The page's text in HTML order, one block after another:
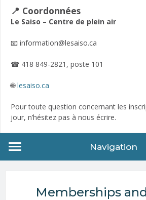
📍 Coordonnées
Le Saiso – Centre de plein air
📧 information@lesaiso.ca
☎ 418 849-2821, poste 101
🌐lesaiso.ca
Pour toute question concernant les
jour, n’hésitez pas à nous écrire.
Navigation
Memberships